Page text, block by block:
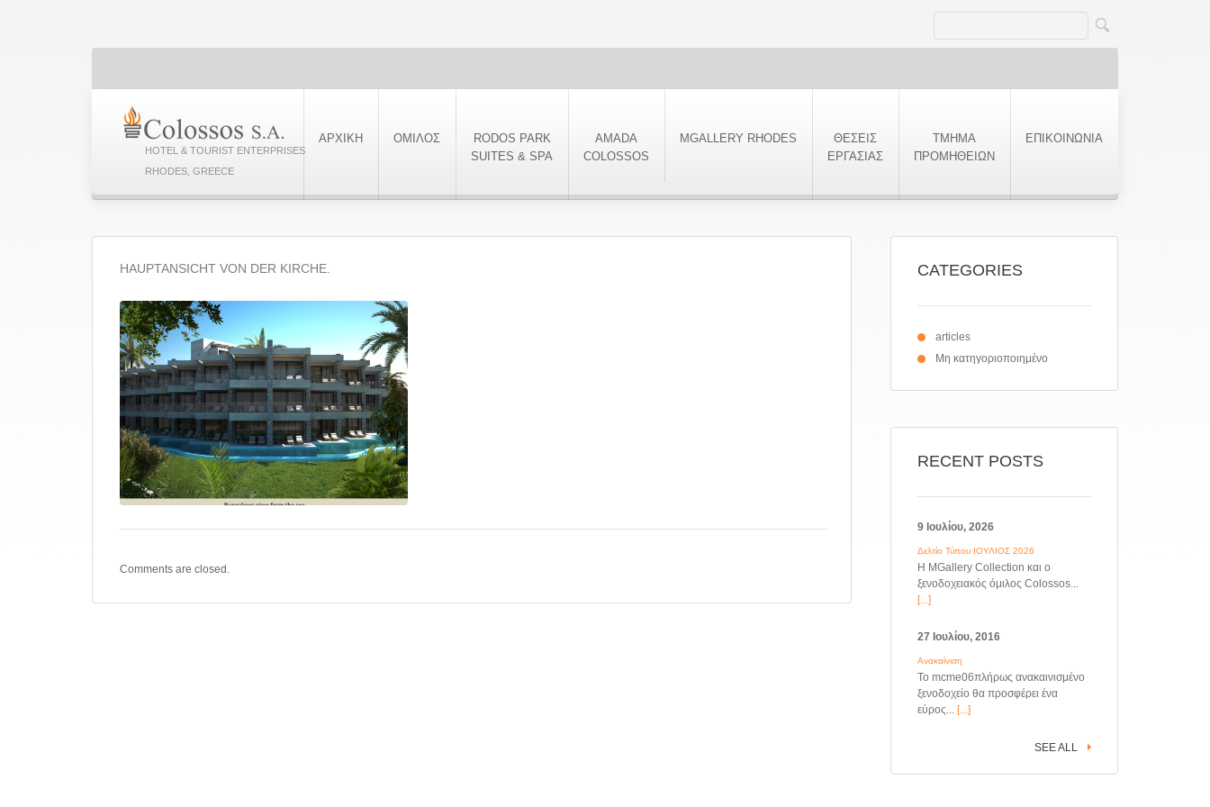
HOTEL & TOURIST ENTERPRISES
RHODES, GREECE
ΑΡΧΙΚΗ ΟΜΙΛΟΣ
RODOS PARK
SUITES & SPA
AMADA
COLOSSOS
MGALLERY RHODES
ΘΕΣΕΙΣ
ΕΡΓΑΣΙΑΣ
ΤΜΗΜΑ
ΠΡΟΜΗΘΕΙΩΝ
ΕΠΙΚΟΙΝΩΝΙΑ
HAUPTANSICHT VON DER KIRCHE.
Comments are closed.
CATEGORIES
articles
Μη κατηγοριοποιημένο
RECENT POSTS
9 Ιουλίου, 2026
Δελτίο Τύπου ΙΟΥΛΙΟΣ 2026
Η MGallery Collection και ο
ξενοδοχειακός όμιλος Colossos...
[...]
27 Ιουλίου, 2016
Ανακαίνιση
Το mcme06πλήρως ανακαινισμένο
ξενοδοχείο θα προσφέρει ένα
εύρος... [...]
SEE ALL